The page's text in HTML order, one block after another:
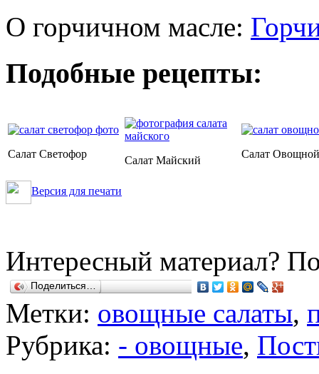
О горчичном масле:
Подобные рецепты:
Салат Светофор
Салат Майский
Салат Овощной
Версия для печати
Интересный материал?
Поделиться…
Метки: овощные салаты,
Рубрика: - овощные,